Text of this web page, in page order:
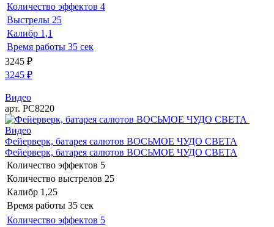
Количество эффектов 4
Выстрелы 25
Калибр 1,1
Время работы 35 сек
3245 ₽
3245 ₽
Видео
арт. РС8220
Видео
Фейерверк, батарея салютов ВОСЬМОЕ ЧУДО СВЕТА
Фейерверк, батарея салютов ВОСЬМОЕ ЧУДО СВЕТА
Количество эффектов 5
Количество выстрелов 25
Калибр 1,25
Время работы 35 сек
Количество эффектов 5